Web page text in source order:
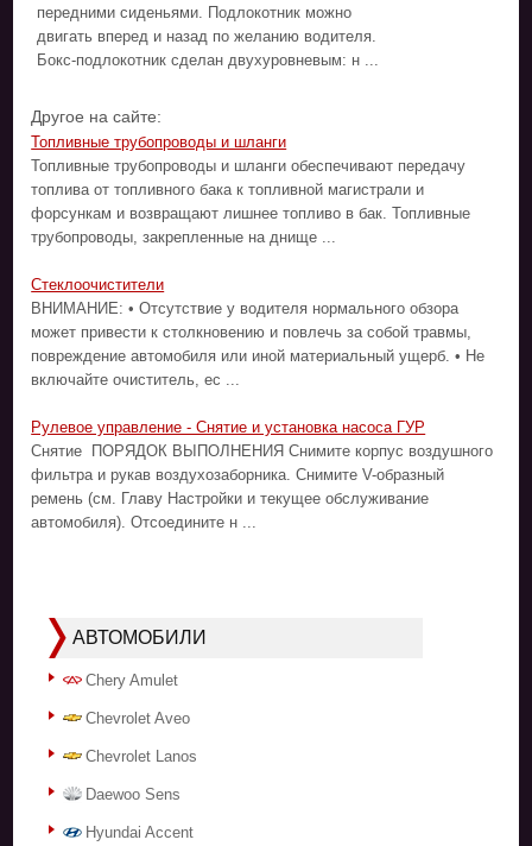
передними сиденьями. Подлокотник можно
двигать вперед и назад по желанию водителя.
Бокс-подлокотник сделан двухуровневым: н ...
Другое на сайте:
Топливные трубопроводы и шланги
Топливные трубопроводы и шланги обеспечивают передачу
топлива от топливного бака к топливной магистрали и
форсункам и возвращают лишнее топливо в бак. Топливные
трубопроводы, закрепленные на днище ...
Стеклоочистители
ВНИМАНИЕ: • Отсутствие у водителя нормального обзора
может привести к столкновению и повлечь за собой травмы,
повреждение автомобиля или иной материальный ущерб. • Не
включайте очиститель, ес ...
Рулевое управление - Снятие и установка насоса ГУР
Снятие ПОРЯДОК ВЫПОЛНЕНИЯ Снимите корпус воздушного
фильтра и рукав воздухозаборника. Снимите V-образный
ремень (см. Главу Настройки и текущее обслуживание
автомобиля). Отсоедините н ...
АВТОМОБИЛИ
Chery Amulet
Chevrolet Aveo
Chevrolet Lanos
Daewoo Sens
Hyundai Accent